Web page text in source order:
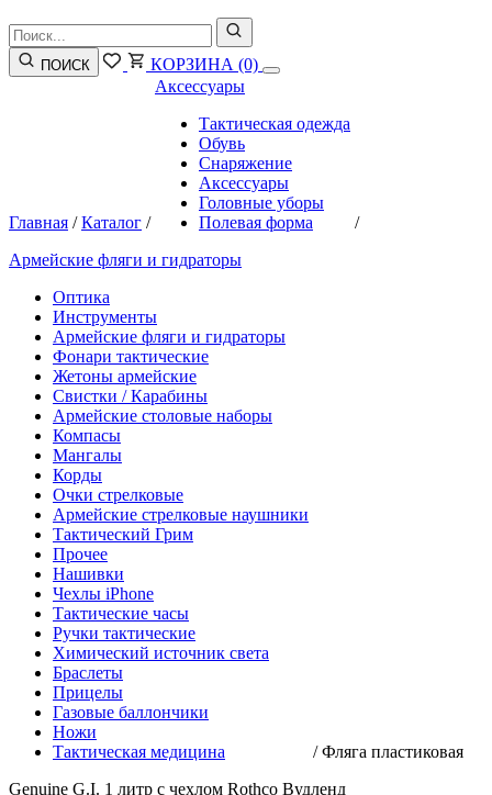
ПОИСК КОРЗИНА (0)
Главная /Каталог /
Аксессуары
Тактическая одежда
Обувь
Снаряжение
Аксессуары
Головные уборы
Полевая форма
/
Армейские фляги и гидраторы
Оптика
Инструменты
Армейские фляги и гидраторы
Фонари тактические
Жетоны армейские
Свистки / Карабины
Армейские столовые наборы
Компасы
Мангалы
Корды
Очки стрелковые
Армейские стрелковые наушники
Тактический Грим
Прочее
Нашивки
Чехлы iPhone
Тактические часы
Ручки тактические
Химический источник света
Браслеты
Прицелы
Газовые баллончики
Ножи
Тактическая медицина
/Фляга пластиковая
Genuine G.I. 1 литр с чехлом Rothco Вудленд